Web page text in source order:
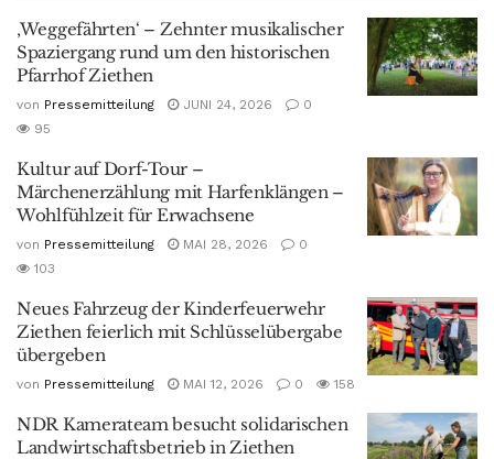
‚Weggefährten‘ – Zehnter musikalischer
Spaziergang rund um den historischen
Pfarrhof Ziethen
von Pressemitteilung JUNI 24, 2026
0
95
Kultur auf Dorf-Tour –
Märchenerzählung mit Harfenklängen –
Wohlfühlzeit für Erwachsene
von Pressemitteilung MAI 28, 2026
0
103
Neues Fahrzeug der Kinderfeuerwehr
Ziethen feierlich mit Schlüsselübergabe
übergeben
von Pressemitteilung MAI 12, 2026 0 158
NDR Kamerateam besucht solidarischen
Landwirtschaftsbetrieb in Ziethen